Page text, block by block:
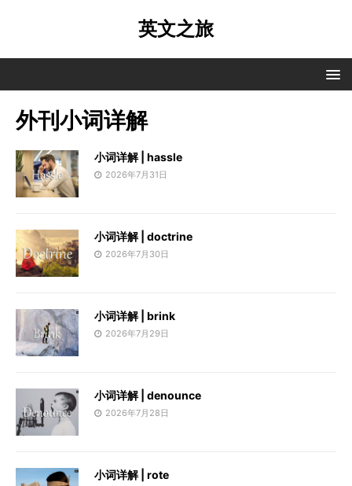
英文之旅
外刊小词详解
小词详解 | hassle
2026年7月31日
小词详解 | doctrine
2026年7月30日
小词详解 | brink
2026年7月29日
小词详解 | denounce
2026年7月28日
小词详解 | rote